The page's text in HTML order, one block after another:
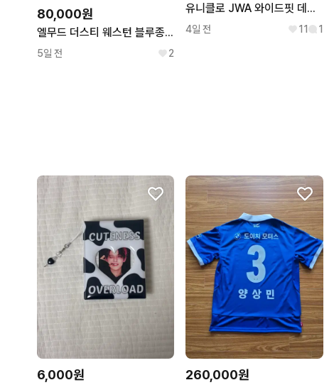
80,000원
엘무드 더스티 웨스턴 블루종 자켓 카키
5일 전 2
유니클로 JWA 와이드핏 데님팬츠 84cm
4일 전 11 1
6,000원 260,000원